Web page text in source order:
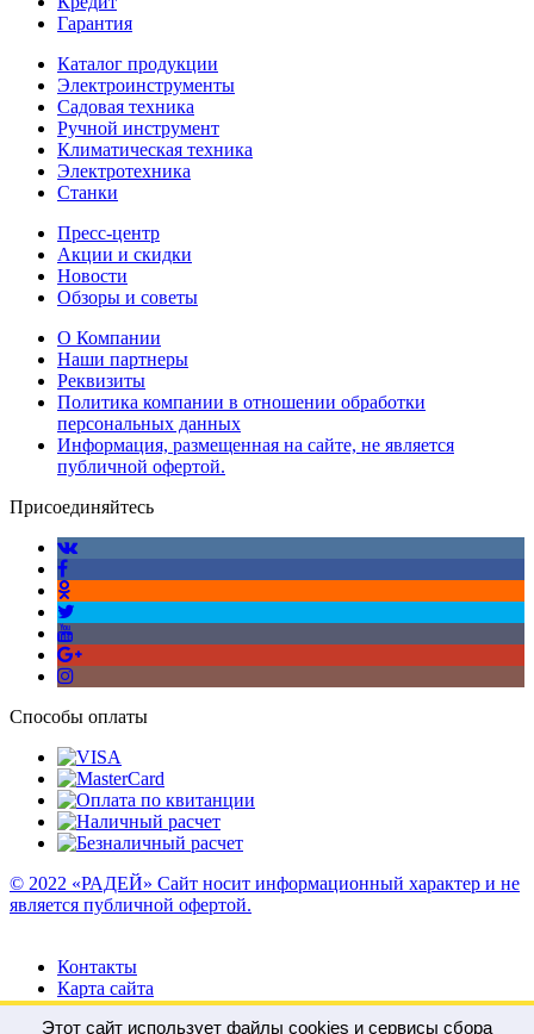
Гарантия
Каталог продукции
Электроинструменты
Садовая техника
Ручной инструмент
Климатическая техника
Электротехника
Станки
Пресс-центр
Акции и скидки
Новости
Обзоры и советы
О Компании
Наши партнеры
Реквизиты
Политика компании в отношении обработки
персональных данных
Информация, размещенная на сайте, не является
публичной офертой.
Присоединяйтесь
Способы оплаты
© 2022 «РАДЕЙ» Сайт носит информационный характер и не
является публичной офертой.
Контакты
Карта сайта
Этот сайт использует файлы cookies и сервисы сбора